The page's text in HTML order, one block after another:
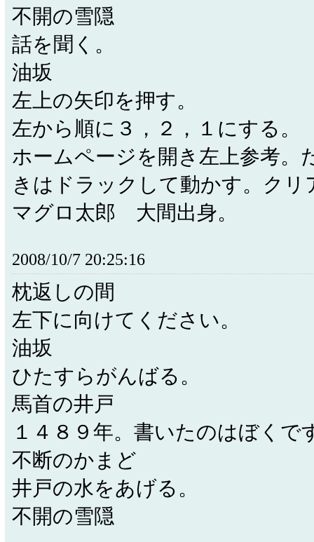
不開の雪隠
話を聞く。
油坂
左上の矢印を押す。
左から順に３，２，１にする。
ホームページを開き左上参考。
きはドラックして動かす。クリ
マグロ太郎 大間出身。
2008/10/7 20:25:16
枕返しの間
左下に向けてください。
油坂
ひたすらがんばる。
馬首の井戸
１４８９年。書いたのはぼくで
不断のかまど
井戸の水をあげる。
不開の雪隠